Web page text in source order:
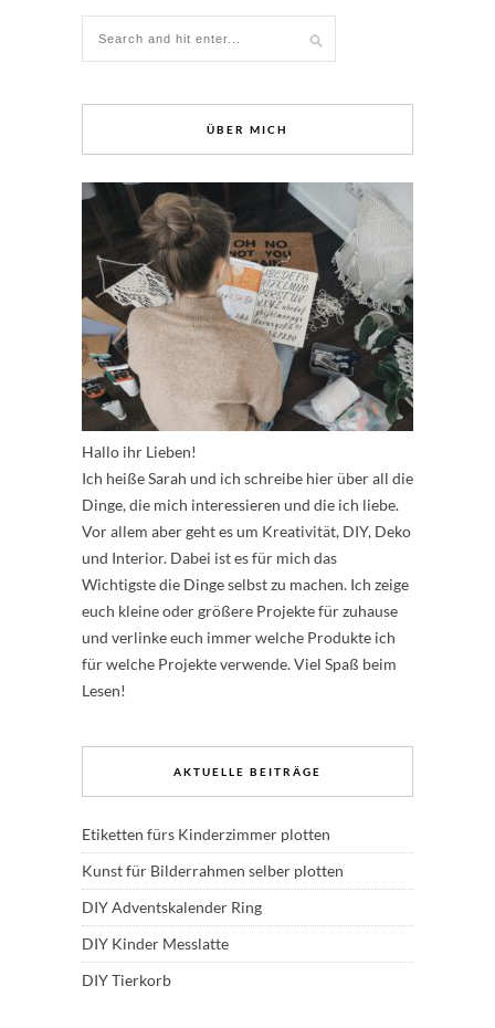
ÜBER MICH
Hallo ihr Lieben!
Ich heiße Sarah und ich schreibe hier über all die
Dinge, die mich interessieren und die ich liebe.
Vor allem aber geht es um Kreativität, DIY, Deko
und Interior. Dabei ist es für mich das
Wichtigste die Dinge selbst zu machen. Ich zeige
euch kleine oder größere Projekte für zuhause
und verlinke euch immer welche Produkte ich
für welche Projekte verwende. Viel Spaß beim
Lesen!
AKTUELLE BEITRÄGE
Etiketten fürs Kinderzimmer plotten
Kunst für Bilderrahmen selber plotten
DIY Adventskalender Ring
DIY Kinder Messlatte
DIY Tierkorb